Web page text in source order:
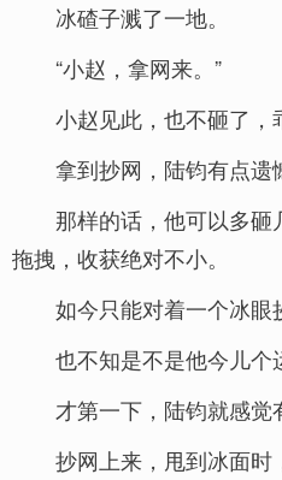
冰碴子溅了一地。
“小赵，拿网来。”
小赵见此，也不砸了，
拿到抄网，陆钧有点遗
那样的话，他可以多砸
拖拽，收获绝对不小。
如今只能对着一个冰眼
也不知是不是他今儿个
才第一下，陆钧就感觉
抄网上来，甩到冰面